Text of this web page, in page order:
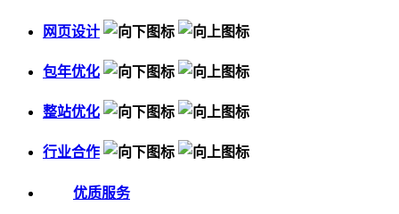
网页设计
包年优化
整站优化
行业合作
优质服务